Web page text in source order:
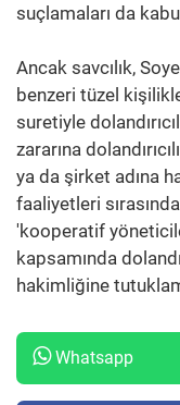
suçlamaları da
Ancak savcılık,
benzeri tüzel
suretiyle
zararına
ya da şirket adına
faaliyetleri
'kooperatif
kapsamında
hakimliğine
Whatsapp